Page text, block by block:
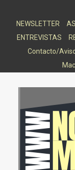
NEWSLETTER
ENTREVISTAS
Contacto/